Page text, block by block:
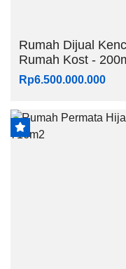
Rumah Dijual
Rumah Kost -
Rp6.500.000.000